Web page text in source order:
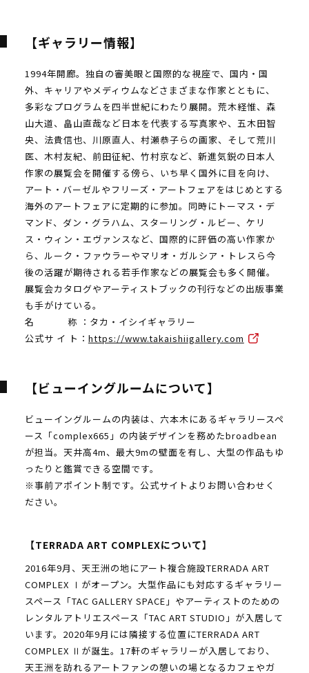
【ギャラリー情報】
1994年開廊。独自の審美眼と国際的な視座で、国内・国
外、キャリアやメディウムなどさまざまな作家とともに、
多彩なプログラムを四半世紀にわたり展開。荒木経惟、森
山大道、畠山直哉など日本を代表する写真家や、五木田智
央、法貴信也、川原直人、村瀬恭子らの画家、そして荒川
医、木村友紀、前田征紀、竹村京など、新進気鋭の日本人
作家の展覧会を開催する傍ら、いち早く国外に目を向け、
アート・バーゼルやフリーズ・アートフェアをはじめとする
海外のアートフェアに定期的に参加。同時にトーマス・デ
マンド、ダン・グラハム、スターリング・ルビー、ケリ
ス・ウィン・エヴァンスなど、国際的に評価の高い作家か
ら、ルーク・ファウラーやマリオ・ガルシア・トレスら今
後の活躍が期待される若手作家などの展覧会も多く開催。
展覧会カタログやアーティストブックの刊行などの出版事業
も手がけている。
名 称 ：タカ・イシイギャラリー
公式サ イ ト： https://www.takaishiigallery.com
【ビューイングルームについて】
ビューイングルームの内装は、六本木にあるギャラリースペ
ース「complex665」の内装デザインを務めたbroadbean
が担当。天井高4m、最大9mの壁面を有し、大型の作品もゆ
ったりと鑑賞できる空間です。
※事前アポイント制です。公式サイトよりお問い合わせく
ださい。
【TERRADA ART COMPLEXについて】
2016年9月、天王洲の地にアート複合施設TERRADA ART
COMPLEX Ⅰがオープン。大型作品にも対応するギャラリー
スペース「TAC GALLERY SPACE」やアーティストのための
レンタルアトリエスペース「TAC ART STUDIO」が入居して
います。2020年9月には隣接する位置にTERRADA ART
COMPLEX Ⅱが誕生。17軒のギャラリーが入居しており、
天王洲を訪れるアートファンの憩いの場となるカフェやガ